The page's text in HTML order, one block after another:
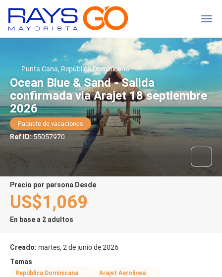
Punta Cana, República Dominicana
Ocean Blue & Sand - Salida
confirmada via Arajet 18 septiembre
2026
Paquete de vacaciones
Ref ID:55057970
precio por persona Desde
US$1,069
En base a 2 adultos
Creado: martes, 2 de junio de 2026
Temas
República Dominicana
Arajet Aerolinea